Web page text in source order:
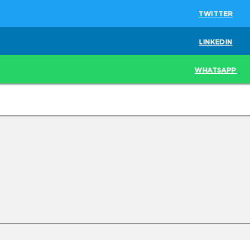
TWITTER
LINKEDIN
WHATSAPP